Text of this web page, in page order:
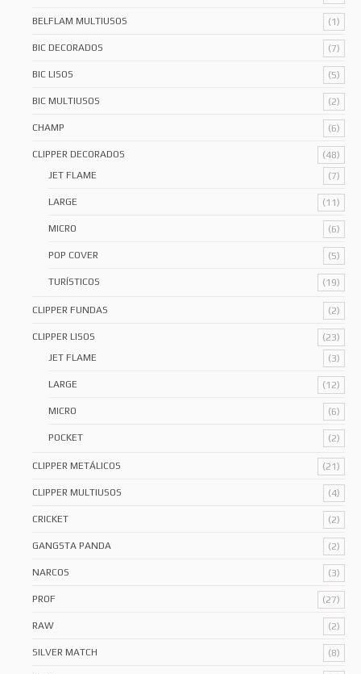
BELFLAM MULTIUSOS (1)
BIC DECORADOS (7)
BIC LISOS (5)
BIC MULTIUSOS (2)
CHAMP (6)
CLIPPER DECORADOS
(48)
JET FLAME
(7)
LARGE (11)
MICRO (6)
POP COVER (5)
TURÍSTICOS (19)
CLIPPER FUNDAS (2)
CLIPPER LISOS
(23)
JET FLAME
(3)
LARGE (12)
MICRO (6)
POCKET (2)
CLIPPER METÁLICOS (21)
CLIPPER MULTIUSOS (4)
CRICKET (2)
GANGSTA PANDA (2)
NARCOS (3)
PROF (27)
RAW (2)
SILVER MATCH (8)